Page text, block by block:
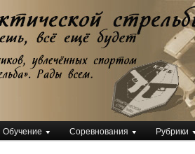
стрельбы
Обучение Соревнования Рубрики